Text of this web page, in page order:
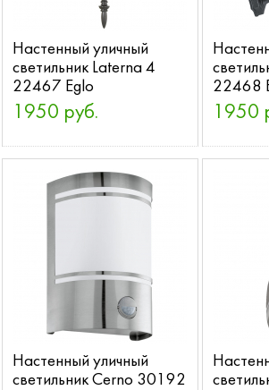
Настенный уличный
светильник Laterna 4
22467 Eglo
1950 руб.
22468
1950
Настенный уличный
светильник Cerno 30192